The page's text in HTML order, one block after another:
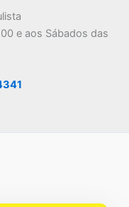
e aos Sábados das